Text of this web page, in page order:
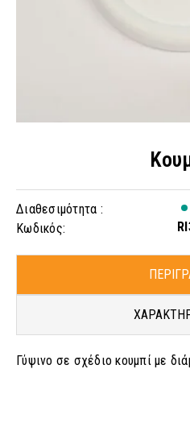
Διαθεσιμότητα :
Κωδικός:
Γύψινο σε σχέδιο κουμπί με